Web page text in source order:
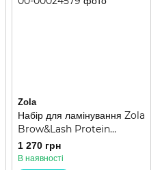
Zola
Набір для ламінування Zola
Brow&Lash Protein
Reconstruction System
1 270 грн
В наявності